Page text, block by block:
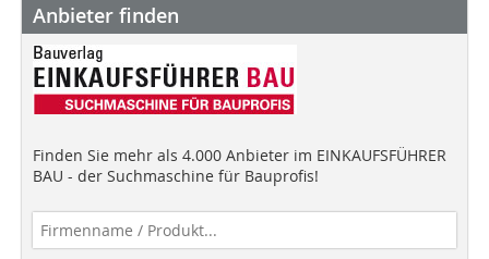
Anbieter finden
Finden Sie mehr als 4.000 Anbieter im EINKAUFSFÜHRER
BAU - der Suchmaschine für Bauprofis!